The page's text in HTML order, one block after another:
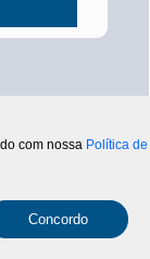
com nossa Política de